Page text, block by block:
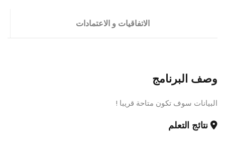
الاتفاقيات و الاعتمادات
وصف البرنامج
البيانات سوف تكون متاحة قريبا !
نتائج التعلم